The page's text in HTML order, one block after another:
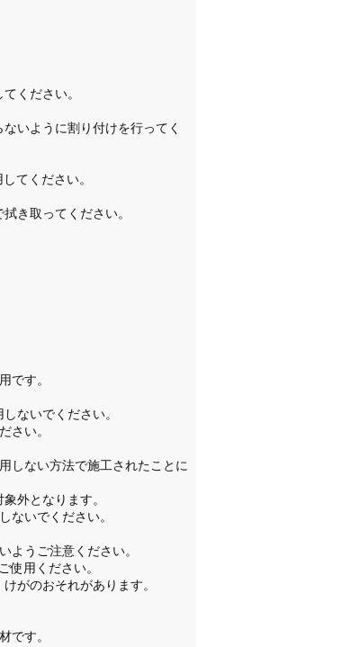
ください。
いように割り付けを行ってく
てください。
き取ってください。
です。
ないでください。
さい。
しない方法で施工されたことに
象外となります。
ないでください。
ようご注意ください。
使用ください。
がのおそれがあります。
です。